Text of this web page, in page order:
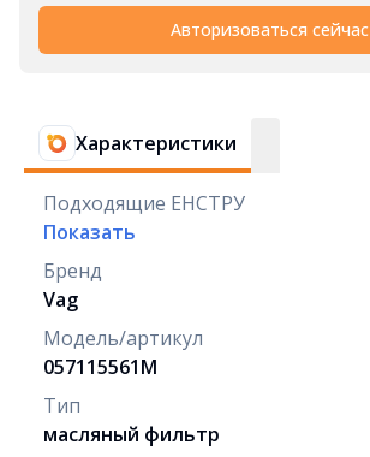
Авторизоваться сейчас
Характеристики
Подходящие ЕНСТРУ
Показать
Бренд
Vag
Модель/артикул
057115561M
Тип
масляный фильтр